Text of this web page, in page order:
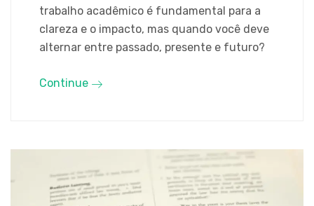
trabalho acadêmico é fundamental para a
clareza e o impacto, mas quando você deve
alternar entre passado, presente e futuro?
Continue